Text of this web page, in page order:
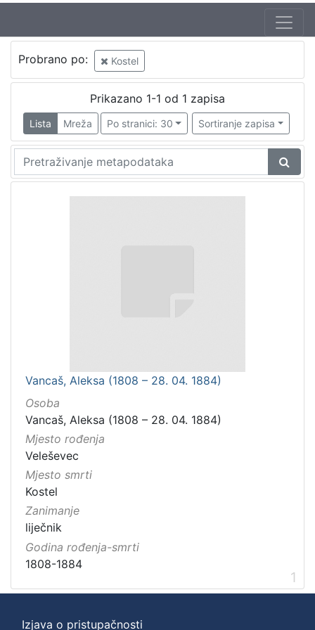
Probrano po: Kostel
Prikazano 1-1 od 1 zapisa
Lista Mreža Po stranici: 30 Sortiranje zapisa
Vancaš, Aleksa (1808 – 28. 04. 1884)
Osoba
Vancaš, Aleksa (1808 – 28. 04. 1884)
Mjesto rođenja
Veleševec
Mjesto smrti
Kostel
Zanimanje
liječnik
Godina rođenja-smrti
1808-1884
1
Izjava o pristupačnosti